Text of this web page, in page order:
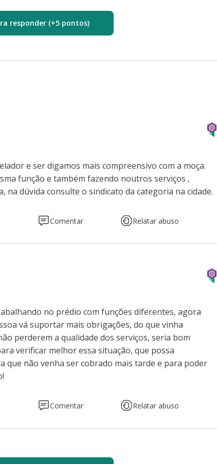
responder (+5 pontos)
e ser digamos mais compreensivo com a moça.
função e também fazendo noutros serviços ,
na dúvida consulte o sindicato da categoria na cidade.
Comentar Relatar abuso
no prédio com funções diferentes, agora
vá suportar mais obrigações, do que vinha
perderem a qualidade dos serviços, seria bom
verificar melhor essa situação, que possa
que não venha ser cobrado mais tarde e para poder
Comentar Relatar abuso